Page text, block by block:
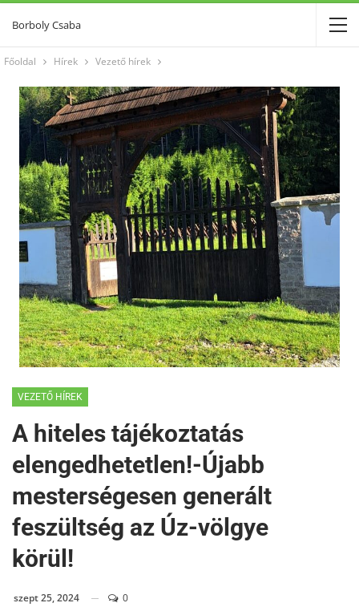
Borboly Csaba
Főoldal Hírek Vezető hírek
VEZETŐ HÍREK
A hiteles tájékoztatás
elengedhetetlen!-Újabb
mesterségesen generált
feszültség az Úz-völgye
körül!
szept 25, 2024 0